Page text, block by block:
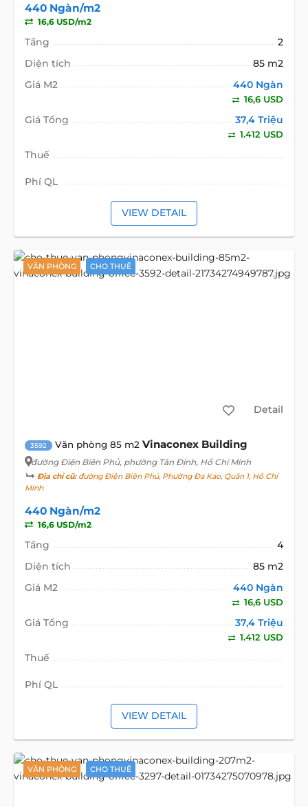
440 Ngàn/m2
16,6 USD/m2
Tầng
2
Diện tích
85 m2
Giá M2
440 Ngàn
16,6 USD
Giá Tổng 37,4 Triệu
1.412 USD
Thuế
Phí QL
VIEW DETAIL
VĂN PHÒNG CHO THUÊ
Detail
3592 Văn phòng 85 m2 Vinaconex Building
đường Điện Biên Phủ, phường Tân Định, Hồ Chí Minh
Địa chỉ cũ:đường Điện Biên Phủ, Phường Đa Kao, Quận 1, Hồ Chí
Minh
440 Ngàn/m2
16,6 USD/m2
Tầng
4
Diện tích
85 m2
Giá M2
440 Ngàn
16,6 USD
Giá Tổng 37,4 Triệu
1.412 USD
Thuế
Phí QL
VIEW DETAIL
VĂN PHÒNG CHO THUÊ